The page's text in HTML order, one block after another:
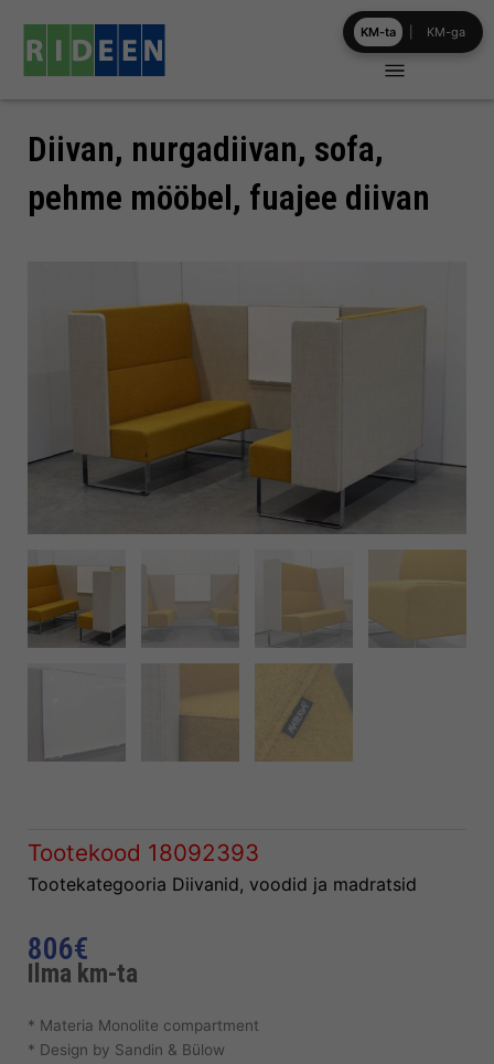
content
Diivan, nurgadiivan, sofa,
pehme mööbel, fuajee diivan
Tootekood 18092393
Tootekategooria Diivanid, voodid ja madratsid
806€
Ilma km-ta
* Materia Monolite compartment
* Design by Sandin & Bülow
KM-ta KM-ga